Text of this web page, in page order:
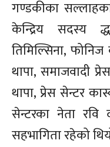
गण्डकीका
केन्द्रिय सदस्य
तिमिल्सिना,
थापा, समाजवादी
थापा, प्रेस सेन्टर
सेन्टरका नेता रवि
सहभागिता रहेको